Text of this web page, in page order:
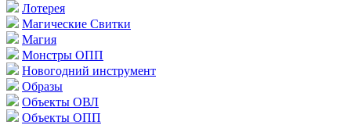
Лотерея
Магические Свитки
Магия
Монстры ОПП
Новогодний инструмент
Образы
Объекты ОВЛ
Объекты ОПП